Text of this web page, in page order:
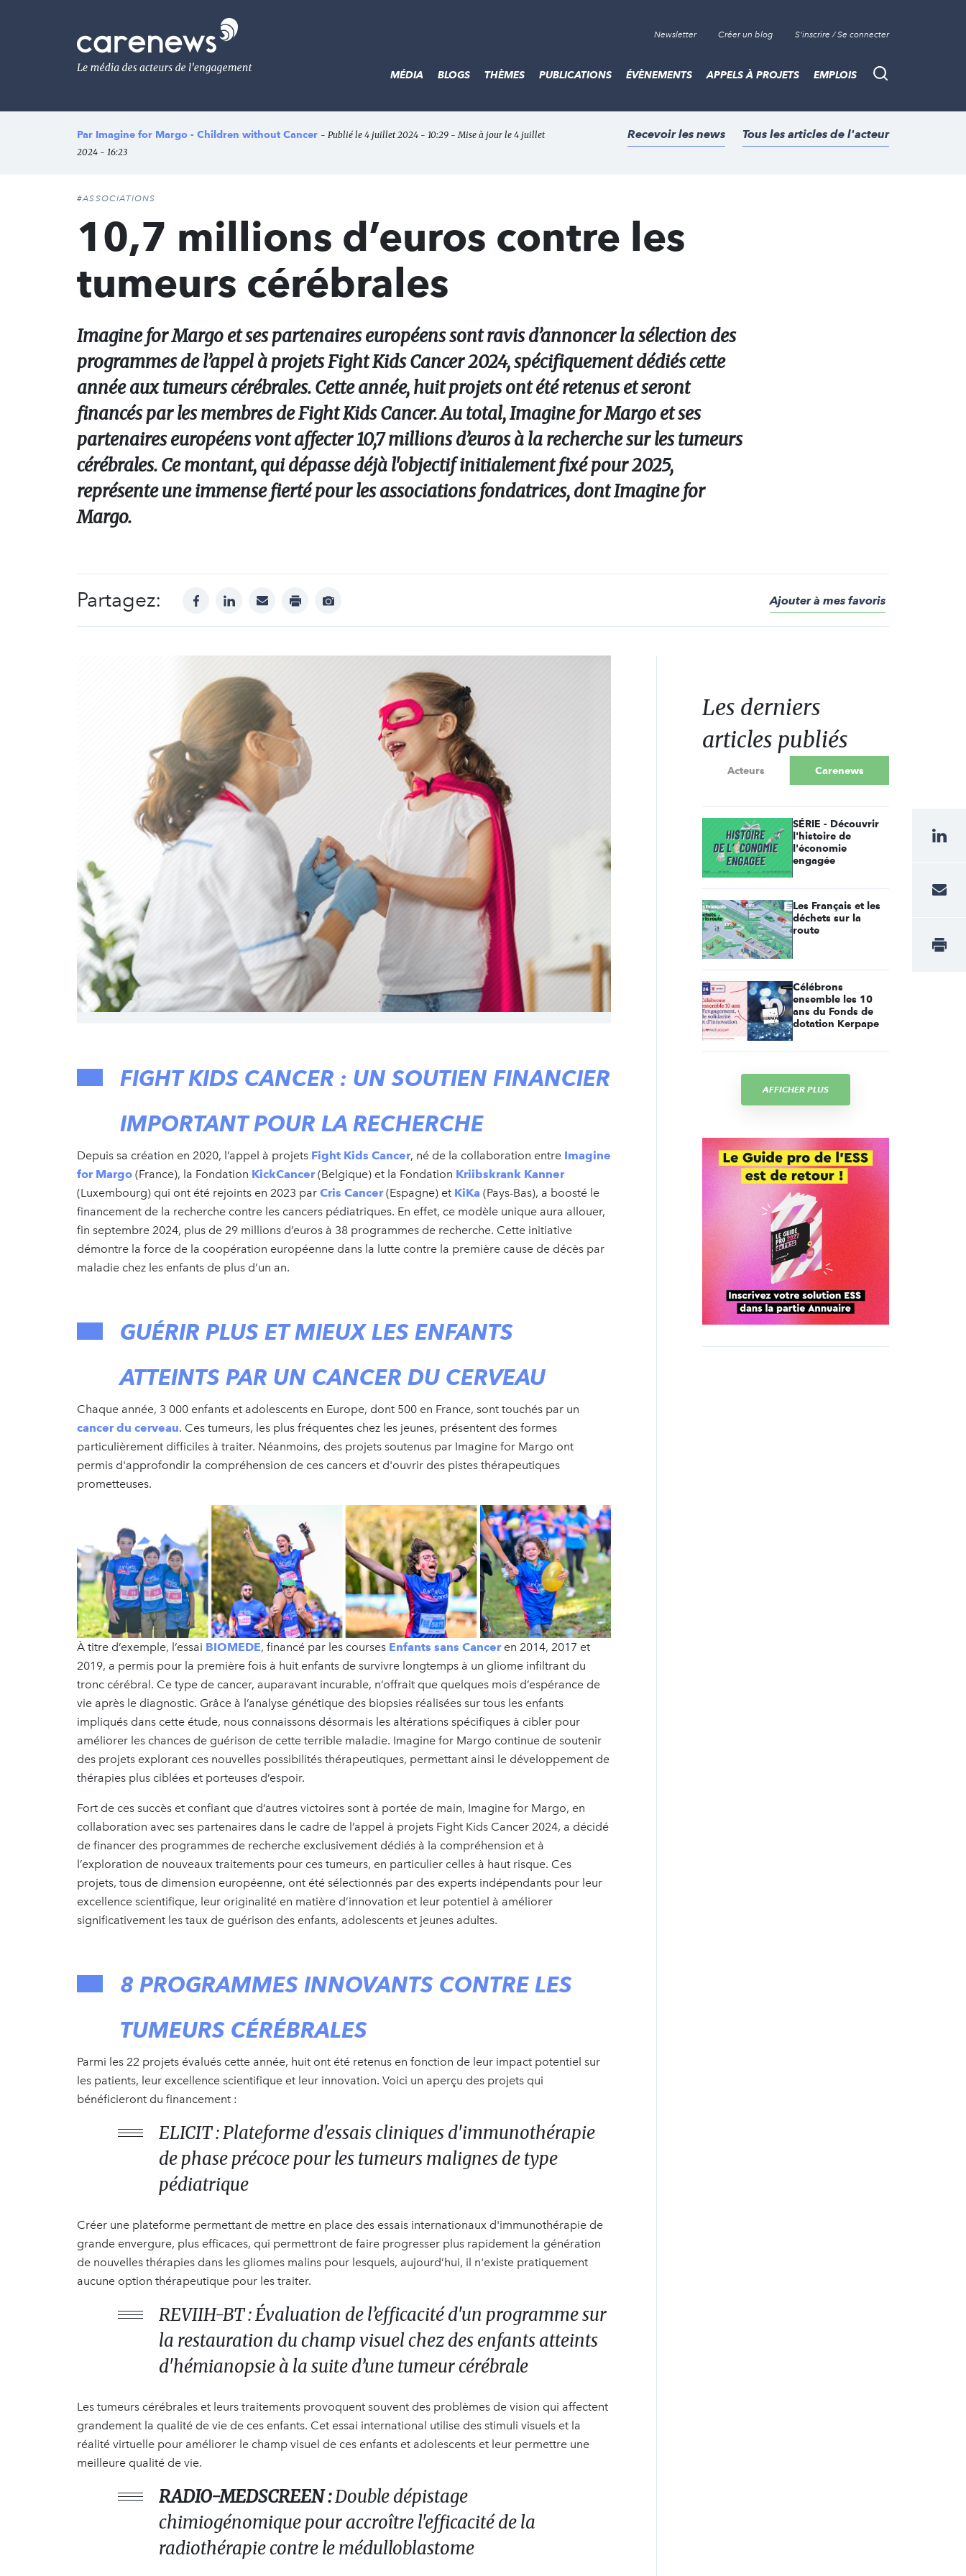
Le
média
de
l'engagement
Newsletter Créer un blog S'inscrire / Se connecter
Recherche
MÉDIA BLOGS THÈMES PUBLICATIONS ÉVÈNEMENTS APPELS À PROJETS EMPLOIS
Par Imagine for Margo - Children without Cancer - Publié le 4 juillet 2024 - 10:29 - Mise à jour le 4 juillet
2024 - 16:23
Recevoir les news Tous les articles de l'acteur
#ASSOCIATIONS
10,7 millions d’euros contre les
tumeurs cérébrales
Imagine for Margo et ses partenaires européens sont ravis d’annoncer la sélection des
programmes de l’appel à projets Fight Kids Cancer 2024, spécifiquement dédiés cette
année aux tumeurs cérébrales. Cette année, huit projets ont été retenus et seront
financés par les membres de Fight Kids Cancer. Au total, Imagine for Margo et ses
partenaires européens vont affecter 10,7 millions d’euros à la recherche sur les tumeurs
cérébrales. Ce montant, qui dépasse déjà l'objectif initialement fixé pour 2025,
représente une immense fierté pour les associations fondatrices, dont Imagine for
Margo.
Partagez: facebooklinkedinmail print
Afficher
Ajouter à mes favoris
FIGHT KIDS CANCER : UN SOUTIEN FINANCIER
IMPORTANT POUR LA RECHERCHE
Depuis sa création en 2020, l’appel à projets Fight Kids Cancer, né de la collaboration entre Imagine
for Margo (France), la Fondation KickCancer(Belgique) et la Fondation Kriibskrank Kanner
(Luxembourg) qui ont été rejoints en 2023 par Cris Cancer(Espagne) et KiKa (Pays-Bas), a boosté le
financement de la recherche contre les cancers pédiatriques. En effet, ce modèle unique aura allouer,
fin septembre 2024, plus de 29 millions d’euros à 38 programmes de recherche. Cette initiative
démontre la force de la coopération européenne dans la lutte contre la première cause de décès par
maladie chez les enfants de plus d’un an.
GUÉRIR PLUS ET MIEUX LES ENFANTS
ATTEINTS PAR UN CANCER DU CERVEAU
Chaque année, 3 000 enfants et adolescents en Europe, dont 500 en France, sont touchés par un
cancer du cerveau. Ces tumeurs, les plus fréquentes chez les jeunes, présentent des formes
particulièrement difficiles à traiter. Néanmoins, des projets soutenus par Imagine for Margo ont
permis d'approfondir la compréhension de ces cancers et d'ouvrir des pistes thérapeutiques
prometteuses.
À titre d’exemple, l’essai BIOMEDE, financé par les courses Enfants sans Cancer en 2014, 2017 et
2019, a permis pour la première fois à huit enfants de survivre longtemps à un gliome infiltrant du
tronc cérébral. Ce type de cancer, auparavant incurable, n’offrait que quelques mois d’espérance de
vie après le diagnostic. Grâce à l’analyse génétique des biopsies réalisées sur tous les enfants
impliqués dans cette étude, nous connaissons désormais les altérations spécifiques à cibler pour
améliorer les chances de guérison de cette terrible maladie. Imagine for Margo continue de soutenir
des projets explorant ces nouvelles possibilités thérapeutiques, permettant ainsi le développement de
thérapies plus ciblées et porteuses d’espoir.
Fort de ces succès et confiant que d’autres victoires sont à portée de main, Imagine for Margo, en
collaboration avec ses partenaires dans le cadre de l’appel à projets Fight Kids Cancer 2024, a décidé
de financer des programmes de recherche exclusivement dédiés à la compréhension et à
l’exploration de nouveaux traitements pour ces tumeurs, en particulier celles à haut risque. Ces
projets, tous de dimension européenne, ont été sélectionnés par des experts indépendants pour leur
excellence scientifique, leur originalité en matière d’innovation et leur potentiel à améliorer
significativement les taux de guérison des enfants, adolescents et jeunes adultes.
8 PROGRAMMES INNOVANTS CONTRE LES
TUMEURS CÉRÉBRALES
Parmi les 22 projets évalués cette année, huit ont été retenus en fonction de leur impact potentiel sur
les patients, leur excellence scientifique et leur innovation. Voici un aperçu des projets qui
bénéficieront du financement :
ELICIT : Plateforme d'essais cliniques d'immunothérapie
de phase précoce pour les tumeurs malignes de type
pédiatrique
Créer une plateforme permettant de mettre en place des essais internationaux d'immunothérapie de
grande envergure, plus efficaces, qui permettront de faire progresser plus rapidement la génération
de nouvelles thérapies dans les gliomes malins pour lesquels, aujourd’hui, il n'existe pratiquement
aucune option thérapeutique pour les traiter.
REVIIH-BT : Évaluation de l’efficacité d'un programme sur
la restauration du champ visuel chez des enfants atteints
d'hémianopsie à la suite d’une tumeur cérébrale
Les tumeurs cérébrales et leurs traitements provoquent souvent des problèmes de vision qui affectent
grandement la qualité de vie de ces enfants. Cet essai international utilise des stimuli visuels et la
réalité virtuelle pour améliorer le champ visuel de ces enfants et adolescents et leur permettre une
meilleure qualité de vie.
RADIO-MEDSCREEN :Double dépistage
chimiogénomique pour accroître l'efficacité de la
radiothérapie contre le médulloblastome
Les derniers
articles publiés
Acteurs Carenews
SÉRIE - Découvrir
l'histoire de
l'économie
engagée
Les Français et les
déchets sur la
route
Célébrons
ensemble les 10
ans du Fonds de
dotation Kerpape
AFFICHER PLUS